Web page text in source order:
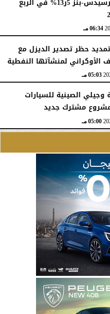
ارتفاع أرباح مرسيدس-بنز 5ر13% في الربع
06:34 مـ
حظر تصدير الديزل مع
الأوكراني لمنشآتها النفطية
05:03 مـ
وجيلي الصينية للسيارات
مشترك جديد
05:00 مـ